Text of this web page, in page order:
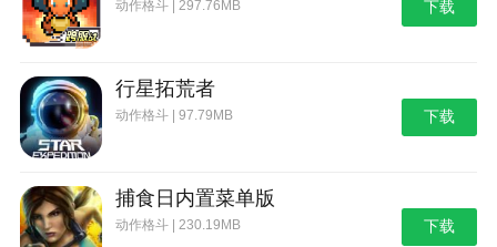
动作格斗 | 297.76MB 下载
行星拓荒者
动作格斗 | 97.79MB 下载
捕食日内置菜单版
动作格斗 | 230.19MB 下载